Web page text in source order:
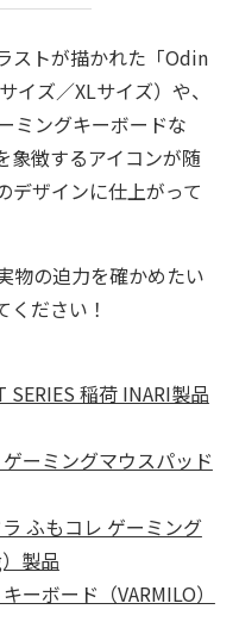
ストが描かれた「Odin
ズ／XLサイズ）や、
ミングキーボードな
象徴するアイコンが随
デザインに仕上がって
物の迫力を確かめたい
ださい！
SERIES 稲荷 INARI製品
ーミングマウスパッド
ふもコレ ゲーミング
製品
ーボード（VARMILO）